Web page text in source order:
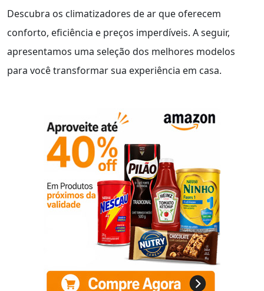
Descubra os climatizadores de ar que oferecem
conforto, eficiência e preços imperdíveis. A seguir,
apresentamos uma seleção dos melhores modelos
para você transformar sua experiência em casa.